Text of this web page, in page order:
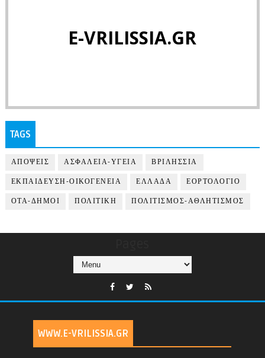
E-VRILISSIA.GR
TAGS
ΑΠΟΨΕΙΣ ΑΣΦΑΛΕΙΑ-ΥΓΕΙΑ ΒΡΙΛΗΣΣΙΑ
ΕΚΠΑΙΔΕΥΣΗ-ΟΙΚΟΓΕΝΕΙΑ ΕΛΛΑΔΑ ΕΟΡΤΟΛΟΓΙΟ
ΟΤΑ-ΔΗΜΟΙ ΠΟΛΙΤΙΚΗ ΠΟΛΙΤΙΣΜΟΣ-ΑΘΛΗΤΙΣΜΟΣ
WWW.E-VRILISSIA.GR